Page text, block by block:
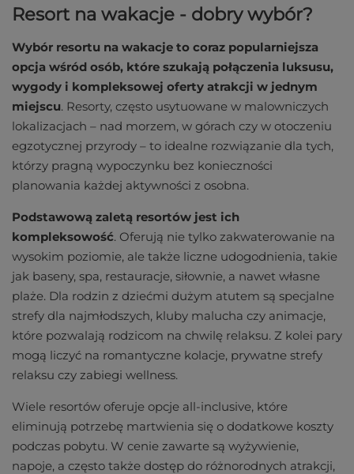
Resort na wakacje - dobry wybór?
Wybór resortu na wakacje to coraz popularniejsza
opcja wśród osób, które szukają połączenia luksusu,
wygody i kompleksowej oferty atrakcji w jednym
miejscu. Resorty, często usytuowane w malowniczych
lokalizacjach – nad morzem, w górach czy w otoczeniu
egzotycznej przyrody – to idealne rozwiązanie dla tych,
którzy pragną wypoczynku bez konieczności
planowania każdej aktywności z osobna.
Podstawową zaletą resortów jest ich
kompleksowość. Oferują nie tylko zakwaterowanie na
wysokim poziomie, ale także liczne udogodnienia, takie
jak baseny, spa, restauracje, siłownie, a nawet własne
plaże. Dla rodzin z dziećmi dużym atutem są specjalne
strefy dla najmłodszych, kluby malucha czy animacje,
które pozwalają rodzicom na chwilę relaksu. Z kolei pary
mogą liczyć na romantyczne kolacje, prywatne strefy
relaksu czy zabiegi wellness.
Wiele resortów oferuje opcje all-inclusive, które
eliminują potrzebę martwienia się o dodatkowe koszty
podczas pobytu. W cenie zawarte są wyżywienie,
napoje, a często także dostęp do różnorodnych atrakcji,